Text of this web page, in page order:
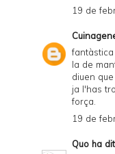
19 de
la de
diuen
ja l'has
força.
19 de
Quo ha